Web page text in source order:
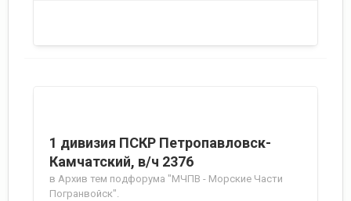
1 дивизия ПСКР Петропавловск-
Камчатский, в/ч 2376
в Архив тем подфорума "МЧПВ - Морские Части
Погранвойск".